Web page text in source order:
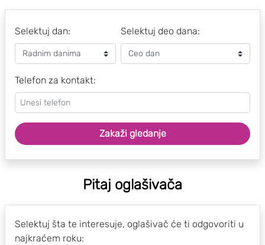
Selektuj dan: Selektuj deo dana:
Telefon za kontakt:
Zakaži gledanje
Pitaj oglašivača
Selektuj šta te interesuje, oglašivač će ti odgovoriti u
najkraćem roku: